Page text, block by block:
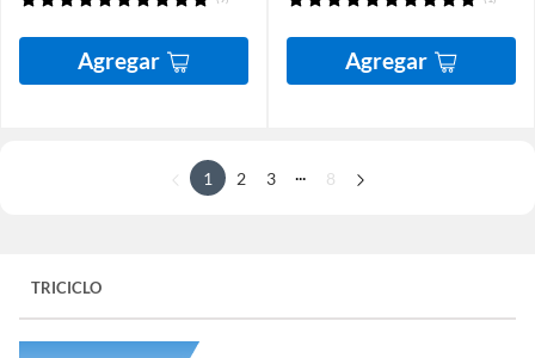
Agregar Agregar
1 2 3 ... 8
TRICICLO